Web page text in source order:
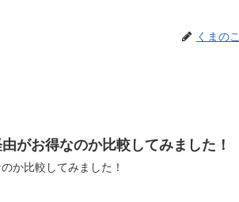
くまのこ
がお得なのか比較してみました！
か比較してみました！